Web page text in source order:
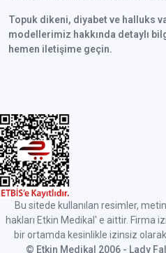
Topuk dikeni, diyabet ve halluks
modellerimiz hakkında detaylı
hemen iletişime geçin.
Bu sitede kullanılan resimler,
hakları Etkin Medikal' e aittir. Firma
bir ortamda kesinlikle izinsiz
© Etkin Medikal 2006 - Lady